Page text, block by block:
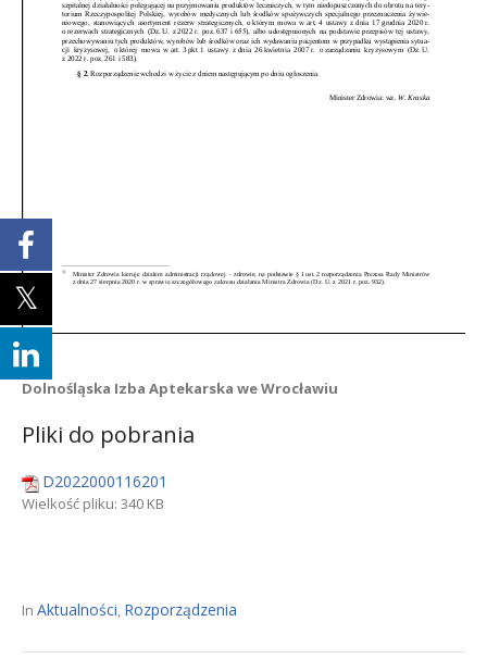
Dolnośląska Izba Aptekarska we Wrocławiu
Pliki do pobrania
D2022000116201
Wielkość pliku: 340 KB
In Aktualności, Rozporządzenia